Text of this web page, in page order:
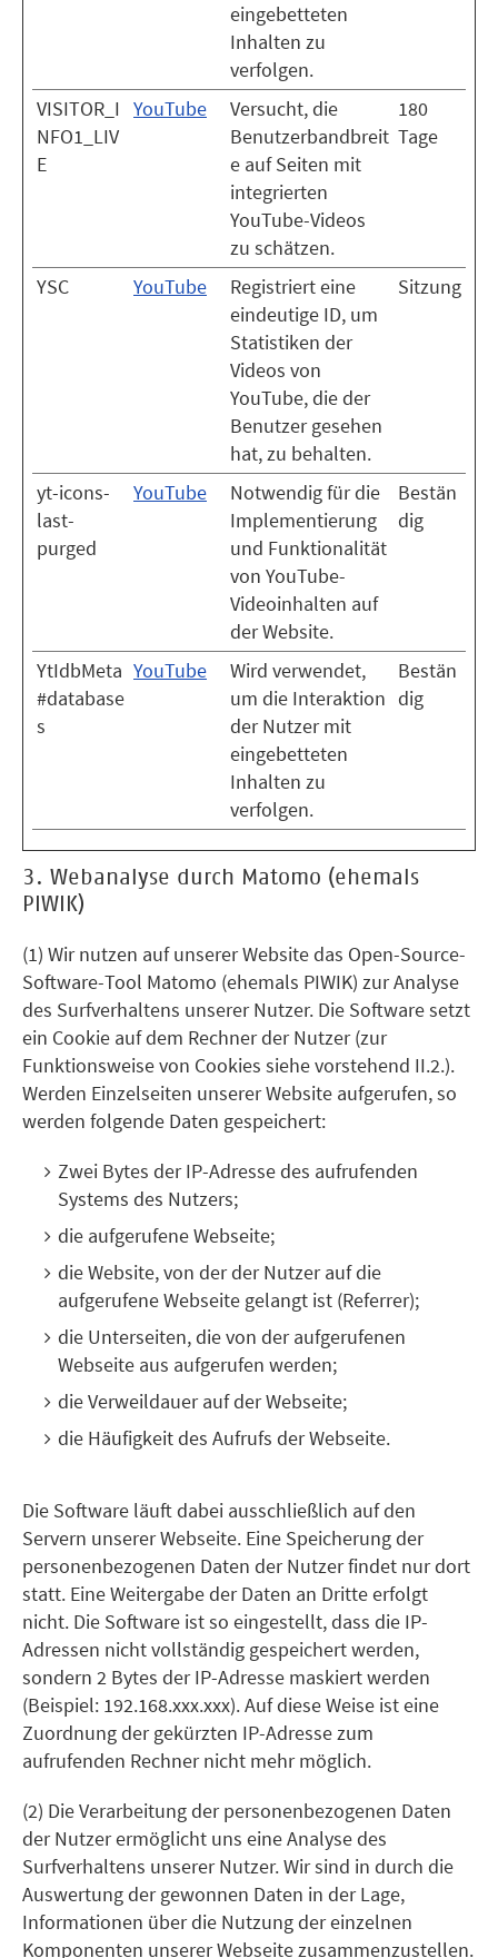
eingebetteten
Inhalten zu
verfolgen.
VISITOR_I
NFO1_LIV
E
YouTube
Versucht, die
Benutzerbandbreit
e auf Seiten mit
integrierten
YouTube-Videos
zu schätzen.
180
Tage
YSC YouTube
Registriert eine
eindeutige ID, um
Statistiken der
Videos von
YouTube, die der
Benutzer gesehen
hat, zu behalten.
Sitzung
yt-icons-
last-
purged
YouTube
Notwendig für die
Implementierung
und Funktionalität
von YouTube-
Videoinhalten auf
der Website.
Bestän
dig
YtIdbMeta
#database
s
YouTube
Wird verwendet,
um die Interaktion
der Nutzer mit
eingebetteten
Inhalten zu
verfolgen.
Bestän
dig
3. Webanalyse durch Matomo (ehemals
PIWIK)
(1) Wir nutzen auf unserer Website das Open-Source-
Software-Tool Matomo (ehemals PIWIK) zur Analyse
des Surfverhaltens unserer Nutzer. Die Software setzt
ein Cookie auf dem Rechner der Nutzer (zur
Funktionsweise von Cookies siehe vorstehend II.2.).
Werden Einzelseiten unserer Website aufgerufen, so
werden folgende Daten gespeichert:
Zwei Bytes der IP-Adresse des aufrufenden
Systems des Nutzers;
die aufgerufene Webseite;
die Website, von der der Nutzer auf die
aufgerufene Webseite gelangt ist (Referrer);
die Unterseiten, die von der aufgerufenen
Webseite aus aufgerufen werden;
die Verweildauer auf der Webseite;
die Häufigkeit des Aufrufs der Webseite.
Die Software läuft dabei ausschließlich auf den
Servern unserer Webseite. Eine Speicherung der
personenbezogenen Daten der Nutzer findet nur dort
statt. Eine Weitergabe der Daten an Dritte erfolgt
nicht. Die Software ist so eingestellt, dass die IP-
Adressen nicht vollständig gespeichert werden,
sondern 2 Bytes der IP-Adresse maskiert werden
(Beispiel: 192.168.xxx.xxx). Auf diese Weise ist eine
Zuordnung der gekürzten IP-Adresse zum
aufrufenden Rechner nicht mehr möglich.
(2) Die Verarbeitung der personenbezogenen Daten
der Nutzer ermöglicht uns eine Analyse des
Surfverhaltens unserer Nutzer. Wir sind in durch die
Auswertung der gewonnen Daten in der Lage,
Informationen über die Nutzung der einzelnen
Komponenten unserer Webseite zusammenzustellen.